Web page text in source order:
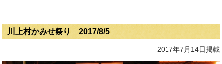
川上村かみせ祭り 2017/8/5
2017年7月14日掲載